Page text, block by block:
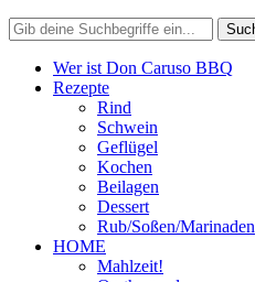
Wer ist Don Caruso BBQ
Rezepte
Rind
Schwein
Geflügel
Kochen
Beilagen
Dessert
Rub/Soßen/Marinaden
HOME
Mahlzeit!